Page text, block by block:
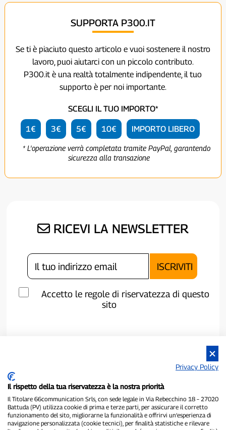
SUPPORTA P300.IT
Se ti è piaciuto questo articolo e vuoi sostenere il nostro
lavoro, puoi aiutarci con un piccolo contributo.
P300.it è una realtà totalmente indipendente, il tuo
supporto è per noi importante.
SCEGLI IL TUO IMPORTO*
1€ 3€ 5€ 10€ IMPORTO LIBERO
* L'operazione verrà completata tramite PayPal, garantendo
sicurezza alla transazione
RICEVI LA NEWSLETTER
Accetto le regole di riservatezza di questo
sito
Privacy Policy
Il rispetto della tua riservatezza è la nostra priorità
Il Titolare 66communication Srls, con sede legale in Via Rebecchino 18 – 27020
Battuda (PV) utilizza cookie di prima e terze parti, per assicurare il corretto
funzionamento del sito, migliorarne la funzionalità e offrirvi un’esperienza di
navigazione personalizzata (cookie tecnici), per finalità statistiche e rilevare